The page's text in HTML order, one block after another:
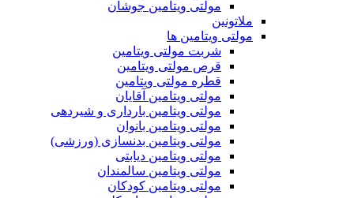
مولتی ویتامین جوشان
ملاتونین
مولتی ویتامین ها
شربت مولتی ویتامین
قرص مولتی ویتامین
قطره مولتی ویتامین
مولتی ویتامین آقایان
مولتی ویتامین بارداری و شیردهی
مولتی ویتامین بانوان
مولتی ویتامین بدنسازی (ورزشی)
مولتی ویتامین دیابتی
مولتی ویتامین سالمندان
مولتی ویتامین کودکان